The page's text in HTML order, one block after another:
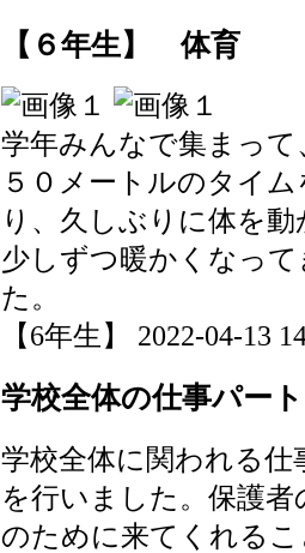
【６年生】 体育
学年みんなで集まっ
５０メートルのタイ
り、久しぶりに体を
少しずつ暖かくなっ
た。
【6年生】 2022-04-13
学校全体の仕事パー
学校全体に関われる仕
を行いました。保護
のために来てくれる